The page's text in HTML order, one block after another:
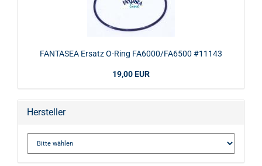
FANTASEA Ersatz O-Ring FA6000/FA6500 #11143
19,00 EUR
Hersteller